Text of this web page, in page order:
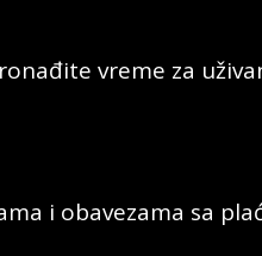
vreme za
i obavezama sa